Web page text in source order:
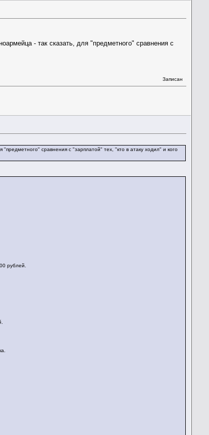
- так сказать, для "предметного" сравнения с
Записан
сравнения с "зарплатой" тех, "кто в атаку ходил" и кого
рублей.